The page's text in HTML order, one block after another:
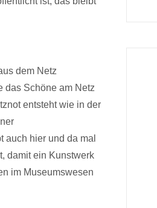
dem Netz
das Schöne am Netz
entsteht wie in der
hier und da mal
damit ein Kunstwerk
im Museumswesen